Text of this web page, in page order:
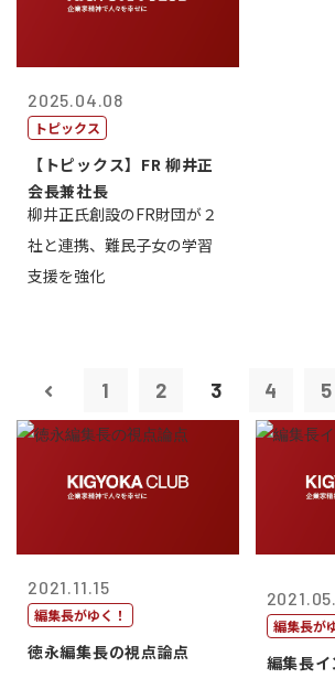
2025.04.08
トピックス
【トピックス】FR 柳井正
会長兼社長
柳井正氏創設のFR財団が２
社と連携、難民子女の学習
支援を強化
1 2 3 4 5
2021.11.15
編集長がゆく！
徳永編集長の視点論点
編集長が
編集長